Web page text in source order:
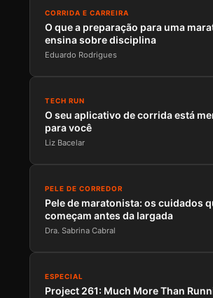
CORRIDA E CARREIRA
O que a preparação para uma
ensina sobre disciplina
Eduardo Rodrigues
TECH RUN
O seu aplicativo de corrida está
para você
Liz Bacelar
PELE DE CORREDOR
Pele de maratonista: os cuidados
começam antes da largada
Dra. Sabrina Cabral
ESPECIAL
Project 261: Much More Than